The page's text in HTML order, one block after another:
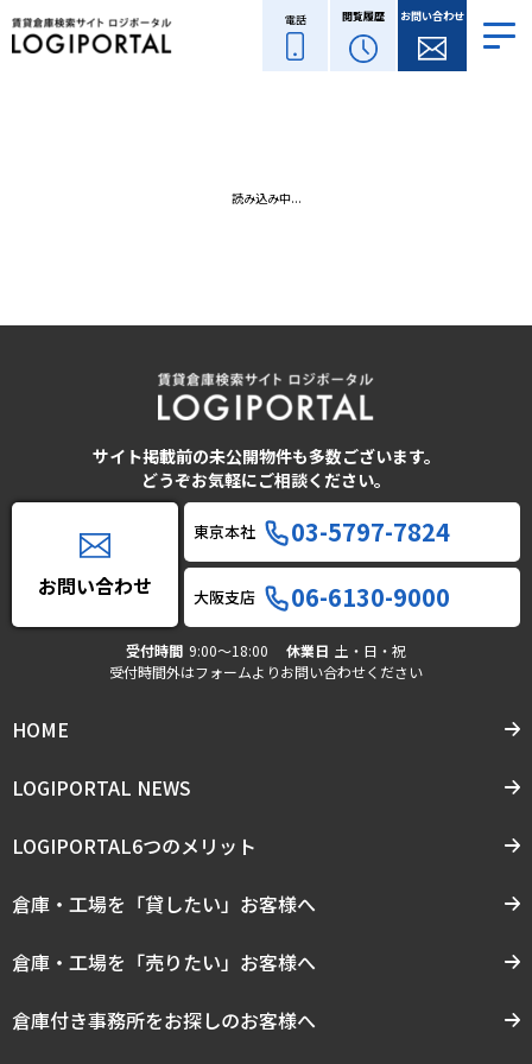
電話 閲覧履歴 お問い合わせ
読み込み中...
サイト掲載前の未公開物件も多数ございます。
どうぞお気軽にご相談ください。
お問い合わせ
東京本社 03-5797-7824
大阪支店 06-6130-9000
受付時間 9:00〜18:00 休業日 土・日・祝
受付時間外はフォームよりお問い合わせください
HOME
LOGIPORTAL NEWS
LOGIPORTAL6つのメリット
倉庫・工場を「貸したい」お客様へ
倉庫・工場を「売りたい」お客様へ
倉庫付き事務所をお探しのお客様へ